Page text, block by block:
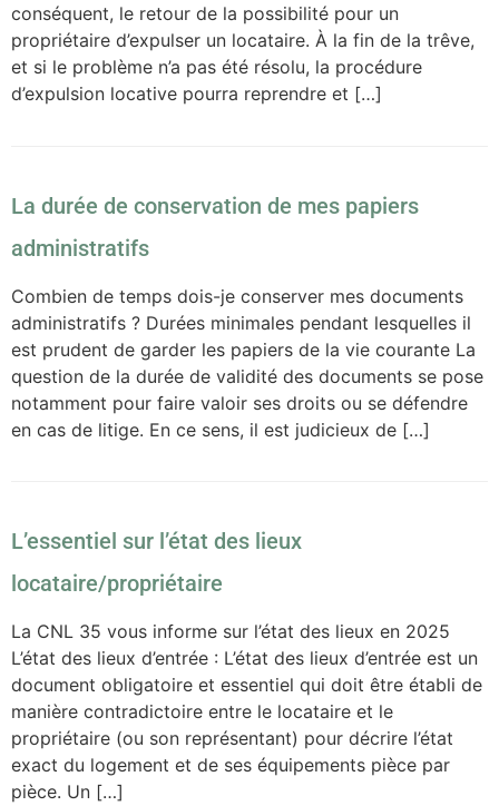
conséquent, le retour de la possibilité pour un
propriétaire d’expulser un locataire. À la fin de la trêve,
et si le problème n’a pas été résolu, la procédure
d’expulsion locative pourra reprendre et […]
La durée de conservation de mes papiers
administratifs
Combien de temps dois-je conserver mes documents
administratifs ? Durées minimales pendant lesquelles il
est prudent de garder les papiers de la vie courante La
question de la durée de validité des documents se pose
notamment pour faire valoir ses droits ou se défendre
en cas de litige. En ce sens, il est judicieux de […]
L’essentiel sur l’état des lieux
locataire/propriétaire
La CNL 35 vous informe sur l’état des lieux en 2025
L’état des lieux d’entrée : L’état des lieux d’entrée est un
document obligatoire et essentiel qui doit être établi de
manière contradictoire entre le locataire et le
propriétaire (ou son représentant) pour décrire l’état
exact du logement et de ses équipements pièce par
pièce. Un […]